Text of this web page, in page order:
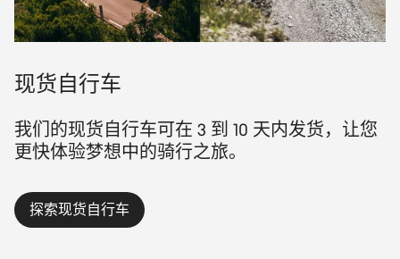
现货自行车
我们的现货自行车可在 3 到 10 天内发货，让您
更快体验梦想中的骑行之旅。
探索现货自行车